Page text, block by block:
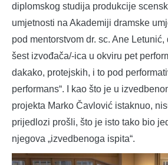
diplomskog studija produkcije
umjetnosti na Akademiji dramske
pod mentorstvom dr. sc. Ane
šest izvođača/-ica u okviru pet
dakako, protejskih, i to pod
performans“. I kao što je u
projekta Marko Čavlović istaknuo,
prijedlozi prošli, što je isto tako bio
njegova „izvedbenoga ispita“.